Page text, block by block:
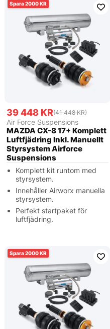
2000
39 448 KR(41 448 KR)
Air Force Suspensions
MAZDA CX-8 17+ Komplett
Luftfjädring Inkl. Manuellt
Styrsystem Airforce
Suspensions
Komplett kit runtom med
styrsystem.
Innehåller Airworx manuella
styrsystem.
Perfekt startpaket för
luftfjädring.
2000